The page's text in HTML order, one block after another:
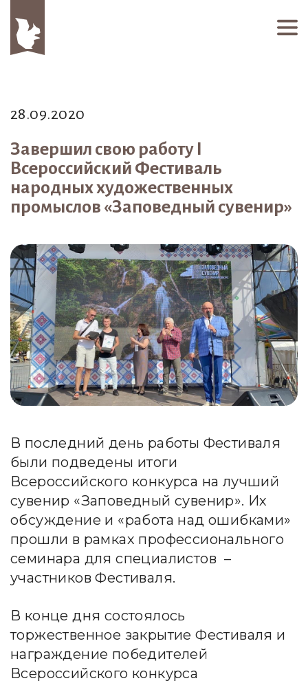
28.09.2020
Завершил свою работу I
Всероссийский Фестиваль
народных художественных
промыслов «Заповедный сувенир»
В последний день работы Фестиваля
были подведены итоги
Всероссийского конкурса на лучший
сувенир «Заповедный сувенир». Их
обсуждение и «работа над ошибками»
прошли в рамках профессионального
семинара для специалистов –
участников Фестиваля.
В конце дня состоялось
торжественное закрытие Фестиваля и
награждение победителей
Всероссийского конкурса